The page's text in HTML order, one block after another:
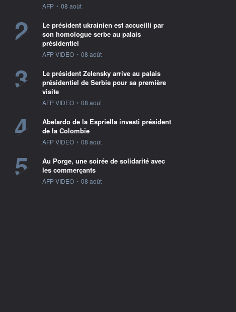
information fournie par
AFP • 08 août
2
Le président ukrainien est accueilli par
son homologue serbe au palais
présidentiel
information fournie par
AFP VIDEO • 08 août
3
Le président Zelensky arrive au palais
présidentiel de Serbie pour sa première
visite
information fournie par
AFP VIDEO • 08 août
4
Abelardo de la Espriella investi président
de la Colombie
information fournie par
AFP VIDEO • 08 août
5
Au Porge, une soirée de solidarité avec
les commerçants
information fournie par
AFP VIDEO • 08 août